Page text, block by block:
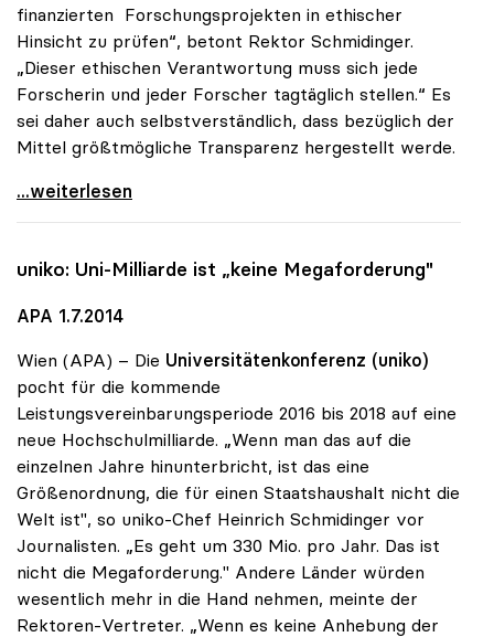
finanzierten Forschungsprojekten in ethischer
Hinsicht zu prüfen“, betont Rektor Schmidinger.
„Dieser ethischen Verantwortung muss sich jede
Forscherin und jeder Forscher tagtäglich stellen.“ Es
sei daher auch selbstverständlich, dass bezüglich der
Mittel größtmögliche Transparenz hergestellt werde.
uniko zu Drittmittelforschung: Ethischer Aspekt
...weiterlesen
uniko: Uni-Milliarde ist „keine Megaforderung"
APA 1.7.2014
Wien (APA) – Die Universitätenkonferenz (uniko)
pocht für die kommende
Leistungsvereinbarungsperiode 2016 bis 2018 auf eine
neue Hochschulmilliarde. „Wenn man das auf die
einzelnen Jahre hinunterbricht, ist das eine
Größenordnung, die für einen Staatshaushalt nicht die
Welt ist", so uniko-Chef Heinrich Schmidinger vor
Journalisten. „Es geht um 330 Mio. pro Jahr. Das ist
nicht die Megaforderung." Andere Länder würden
wesentlich mehr in die Hand nehmen, meinte der
Rektoren-Vertreter. „Wenn es keine Anhebung der